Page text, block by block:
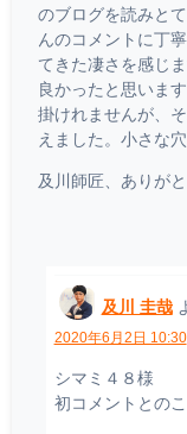
のブログを読みと
んのコメントに丁
てきた凄さを感じ
良かったと思いま
掛けれませんが、
えました。小さな
及川師匠、ありが
及川 圭哉
2020年6月2日 10:30
シマミ４８様
初コメントとの